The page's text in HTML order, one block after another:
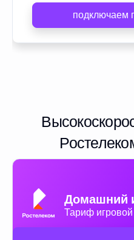
подключаем
Домашний
Тариф игровой